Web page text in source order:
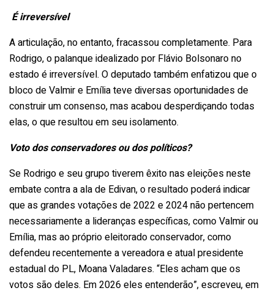
É irreversível
A articulação, no entanto, fracassou completamente. Para
Rodrigo, o palanque idealizado por Flávio Bolsonaro no
estado é irreversível. O deputado também enfatizou que o
bloco de Valmir e Emília teve diversas oportunidades de
construir um consenso, mas acabou desperdiçando todas
elas, o que resultou em seu isolamento.
Voto dos conservadores ou dos políticos?
Se Rodrigo e seu grupo tiverem êxito nas eleições neste
embate contra a ala de Edivan, o resultado poderá indicar
que as grandes votações de 2022 e 2024 não pertencem
necessariamente a lideranças específicas, como Valmir ou
Emília, mas ao próprio eleitorado conservador, como
defendeu recentemente a vereadora e atual presidente
estadual do PL, Moana Valadares. “Eles acham que os
votos são deles. Em 2026 eles entenderão”, escreveu, em